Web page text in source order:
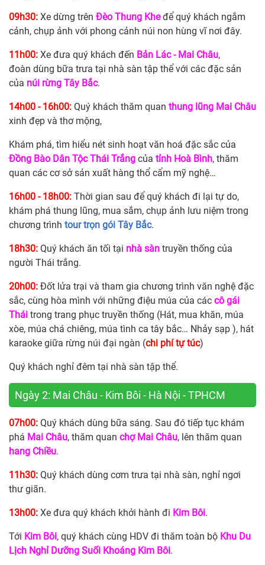
09h30: Xe dừng trên Đèo Thung Kheđể quý khách ngắm
cảnh, chụp ảnh với phong cảnh núi non hùng vĩ nơi đây.
11h00: Xe đưa quý khách đến Bản Lác - Mai Châu,
đoàn dùng bữa trưa tại nhà sàn tập thể với các đặc sản
của núi rừng Tây Bắc.
14h00 - 16h00: Quý khách thăm quan thung lũng Mai Châu
xinh đẹp và thơ mộng,
Khám phá, tìm hiểu nét sinh hoạt văn hoá đặc sắc của
Đồng Bào Dân Tộc Thái Trắng của tỉnh Hoà Bình, thăm
quan các cơ sở sản xuất hàng thổ cẩm mỹ nghệ…
16h00 - 18h00: Thời gian sau để quý khách đi lại tự do,
khám phá thung lũng, mua sắm, chụp ảnh lưu niệm trong
chương trình tour trọn gói Tây Bắc.
18h30: Quý khách ăn tối tại nhà sàn truyền thống của
người Thái trắng.
20h00: Đốt lửa trại và tham gia chương trình văn nghệ đặc
sắc, cùng hòa mình với những điệu múa của các cô gái
Thái trong trang phục truyền thống (Hát, mua khăn, múa
xòe, múa chá chiêng, múa tình ca tây bắc… Nhảy sạp ), hát
karaoke giữa rừng núi đại ngàn (chi phí tự túc)
Quý khách nghỉ đêm tại nhà sàn tập thể.
Ngày 2: Mai Châu - Kim Bôi - Hà Nội - TPHCM
07h00: Quý khách dùng bữa sáng. Sau đó tiếp tục khám
phá Mai Châu, thăm quan chợ Mai Châu, lên thăm quan
hang Chiều.
11h30: Quý khách dùng cơm trưa tại nhà sàn, nghỉ ngơi
thư giãn.
13h00: Xe đưa quý khách khởi hành đi Kim Bôi.
Tới Kim Bôi, quý khách cùng HDV đi thăm toàn bộ Khu Du
Lịch Nghỉ Dưỡng Suối Khoáng Kim Bôi.